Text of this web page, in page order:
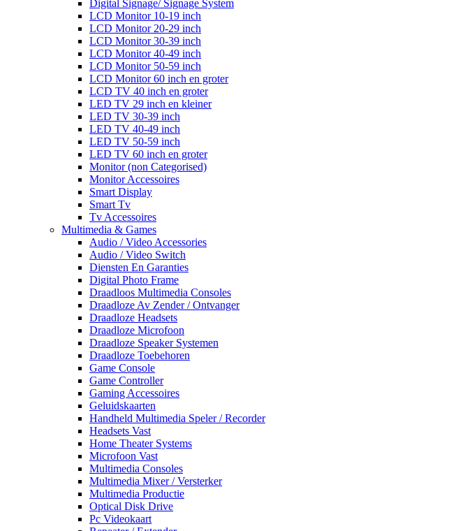
Digital Signage/ Signage System
LCD Monitor 10-19 inch
LCD Monitor 20-29 inch
LCD Monitor 30-39 inch
LCD Monitor 40-49 inch
LCD Monitor 50-59 inch
LCD Monitor 60 inch en groter
LCD TV 40 inch en groter
LED TV 29 inch en kleiner
LED TV 30-39 inch
LED TV 40-49 inch
LED TV 50-59 inch
LED TV 60 inch en groter
Monitor (non Categorised)
Monitor Accessoires
Smart Display
Smart Tv
Tv Accessoires
Multimedia & Games
Audio / Video Accessories
Audio / Video Switch
Diensten En Garanties
Digital Photo Frame
Draadloos Multimedia Consoles
Draadloze Av Zender / Ontvanger
Draadloze Headsets
Draadloze Microfoon
Draadloze Speaker Systemen
Draadloze Toebehoren
Game Console
Game Controller
Gaming Accessoires
Geluidskaarten
Handheld Multimedia Speler / Recorder
Headsets Vast
Home Theater Systems
Microfoon Vast
Multimedia Consoles
Multimedia Mixer / Versterker
Multimedia Productie
Optical Disk Drive
Pc Videokaart